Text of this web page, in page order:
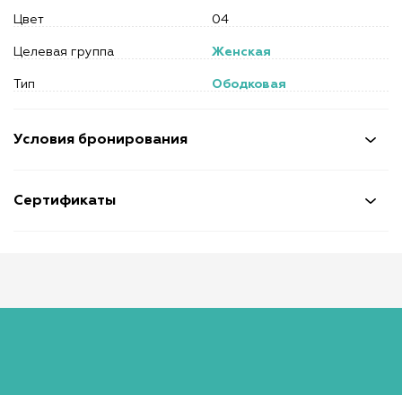
Условия бронирования
Сертификаты
Цвет 04
Целевая группа Женская
Тип Ободковая